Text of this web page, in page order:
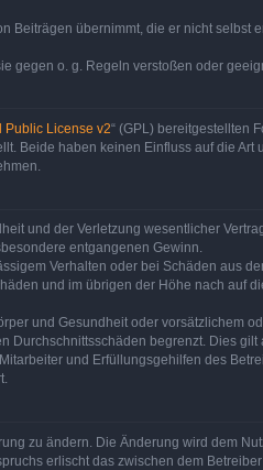
Beiträgen übernimmt, die er nicht
gegen o. g. Regeln verstoßen oder
Public License v2“ (GPL) bereitgestellten
Beide haben keinen Einfluss auf die
und der Verletzung wesentlicher
entgangenen Gewinn.
Verhalten oder bei Schäden aus
und im übrigen der Höhe nach auf
und Gesundheit oder vorsätzlichem
begrenzt. Dies
und Erfüllungsgehilfen des
zu ändern. Die Änderung wird dem
erlischt das zwischen dem